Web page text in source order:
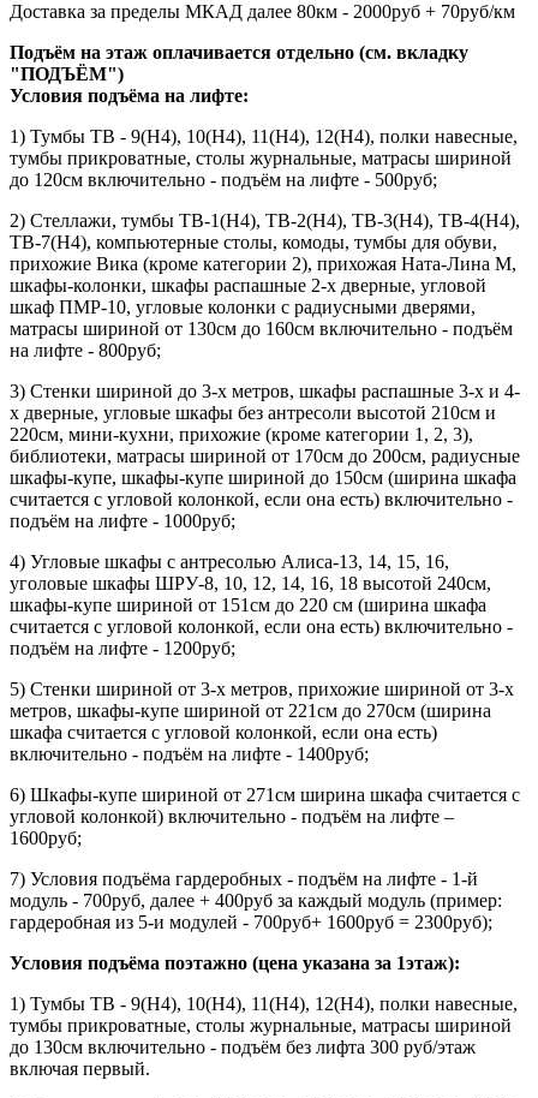
Доставка за пределы МКАД далее 80км - 2000руб + 70руб/км
Подъём на этаж оплачивается отдельно (см. вкладку
"ПОДЪЁМ")
Условия подъёма на лифте:
1) Тумбы ТВ - 9(Н4), 10(Н4), 11(Н4), 12(Н4), полки навесные,
тумбы прикроватные, столы журнальные, матрасы шириной
до 120см включительно - подъём на лифте - 500руб;
2) Стеллажи, тумбы ТВ-1(Н4), ТВ-2(Н4), ТВ-3(Н4), ТВ-4(Н4),
ТВ-7(Н4), компьютерные столы, комоды, тумбы для обуви,
прихожие Вика (кроме категории 2), прихожая Ната-Лина М,
шкафы-колонки, шкафы распашные 2-х дверные, угловой
шкаф ПМР-10, угловые колонки с радиусными дверями,
матрасы шириной от 130см до 160см включительно - подъём
на лифте - 800руб;
3) Стенки шириной до 3-х метров, шкафы распашные 3-х и 4-
х дверные, угловые шкафы без антресоли высотой 210см и
220см, мини-кухни, прихожие (кроме категории 1, 2, 3),
библиотеки, матрасы шириной от 170см до 200см, радиусные
шкафы-купе, шкафы-купе шириной до 150см (ширина шкафа
считается с угловой колонкой, если она есть) включительно -
подъём на лифте - 1000руб;
4) Угловые шкафы с антресолью Алиса-13, 14, 15, 16,
уголовые шкафы ШРУ-8, 10, 12, 14, 16, 18 высотой 240см,
шкафы-купе шириной от 151см до 220 см (ширина шкафа
считается с угловой колонкой, если она есть) включительно -
подъём на лифте - 1200руб;
5) Стенки шириной от 3-х метров, прихожие шириной от 3-х
метров, шкафы-купе шириной от 221см до 270см (ширина
шкафа считается с угловой колонкой, если она есть)
включительно - подъём на лифте - 1400руб;
6) Шкафы-купе шириной от 271см ширина шкафа считается с
угловой колонкой) включительно - подъём на лифте –
1600руб;
7) Условия подъёма гардеробных - подъём на лифте - 1-й
модуль - 700руб, далее + 400руб за каждый модуль (пример:
гардеробная из 5-и модулей - 700руб+ 1600руб = 2300руб);
Условия подъёма поэтажно (цена указана за 1этаж):
1) Тумбы ТВ - 9(Н4), 10(Н4), 11(Н4), 12(Н4), полки навесные,
тумбы прикроватные, столы журнальные, матрасы шириной
до 130см включительно - подъём без лифта 300 руб/этаж
включая первый.